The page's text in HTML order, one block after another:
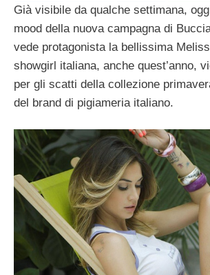
Già visibile da qualche settimana,
mood della nuova campagna di
vede protagonista la bellissima
showgirl italiana, anche quest’anno,
per gli scatti della collezione
del brand di pigiameria italiano.